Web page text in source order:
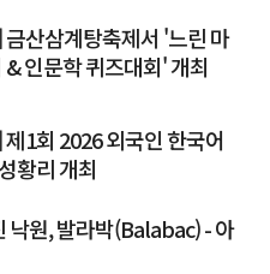
산삼계탕축제서 '느린 마
& 인문학 퀴즈대회' 개최
1회 2026 외국인 한국어
황리 개최
낙원, 발라박(Balabac) - 아